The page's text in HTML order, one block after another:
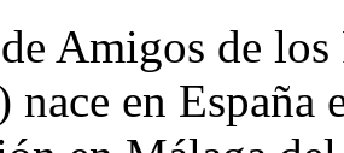
Amigos de
en España